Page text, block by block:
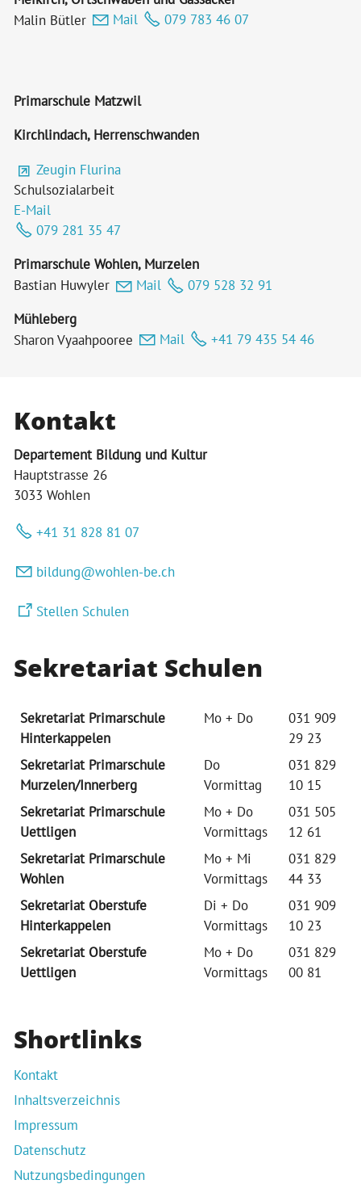
Malin Bütler
Mail 079 783 46 07
Primarschule Matzwil
Kirchlindach, Herrenschwanden
Zeugin Flurina
Schulsozialarbeit
E-Mail
079 281 35 47
Primarschule Wohlen, Murzelen
Bastian Huwyler
Mail
079 528 32 91
Mühleberg
Sharon Vyaahpooree
Mail +41 79 435 54 46
Kontakt
Departement Bildung und Kultur
Hauptstrasse 26
3033 Wohlen
+41 31 828 81 07
b ld ng w hl n-b ch
Stellen Schulen
Sekretariat Schulen
Sekretariat Primarschule
Hinterkappelen
Mo + Do
031 909
29 23
Sekretariat Primarschule
Murzelen/Innerberg
Do
Vormittag
031 829
10 15
Sekretariat Primarschule
Uettligen
Mo + Do
Vormittags
031 505
12 61
Sekretariat Primarschule
Wohlen
Mo + Mi
Vormittags
031 829
44 33
Sekretariat Oberstufe
Hinterkappelen
Di + Do
Vormittags
031 909
10 23
Sekretariat Oberstufe
Uettligen
Mo + Do
Vormittags
031 829
00 81
Shortlinks
Kontakt
Inhaltsverzeichnis
Impressum
Datenschutz
Nutzungsbedingungen